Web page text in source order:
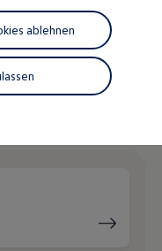
wir
ablehnen